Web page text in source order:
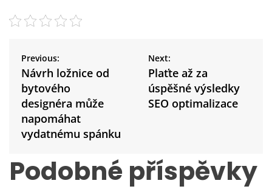
p
r
Previous:
Návrh ložnice od
bytového
designéra může
napomáhat
vydatnému spánku
Next:
Plaťte až za
úspěšné výsledky
SEO optimalizace
Podobné příspěvky